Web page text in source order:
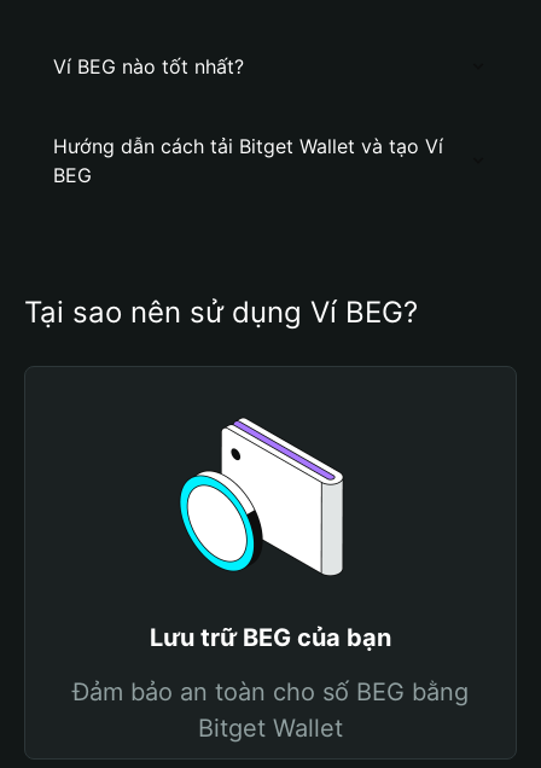
Ví BEG nào tốt nhất?
Hướng dẫn cách tải Bitget Wallet và tạo Ví
BEG
Tại sao nên sử dụng Ví BEG?
Lưu trữ BEG của bạn
Đảm bảo an toàn cho số BEG bằng
Bitget Wallet